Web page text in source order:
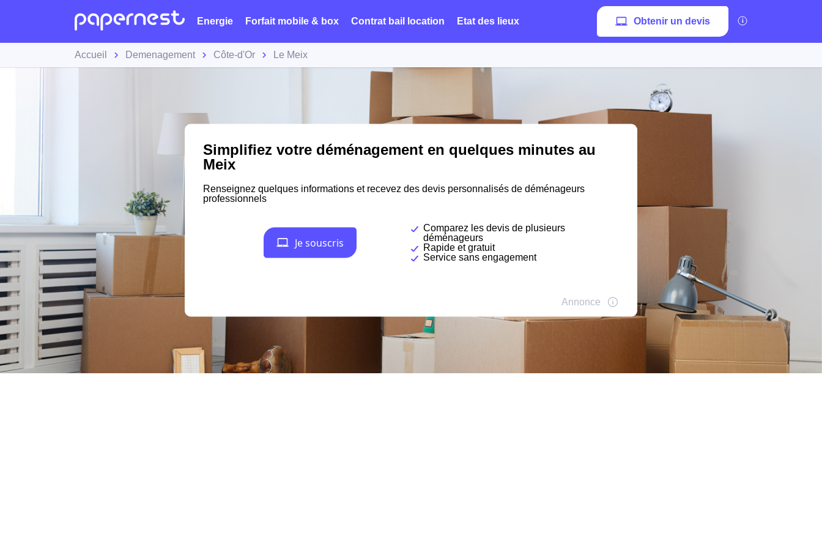
Energie Forfait mobile & box Contrat bail location Etat des lieux Obtenir un devis
Accueil Demenagement Côte-d'Or Le Meix